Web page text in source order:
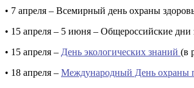
• 7 апреля – Всемирный день охраны
• 15 апреля – 5 июня – Общероссийские
• 15 апреля – День экологических знаний (в
• 18 апреля – Международный День охраны